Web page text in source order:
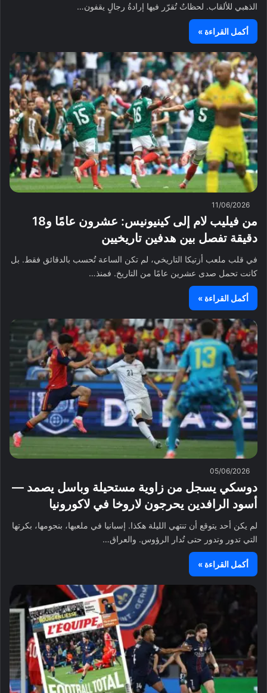
الذهبي للألقاب. لحظاتٌ تُقرّر فيها إرادةُ رجالٍ يقفون…
أكمل القراءة »
11/06/2026
من فيليب لام إلى كينيونيس: عشرون عامًا و18
دقيقة تفصل بين هدفين تاريخيين
في قلب ملعب أزتيكا التاريخي، لم تكن الساعة تُحسب بالدقائق فقط. بل
كانت تحمل صدى عشرين عامًا من التاريخ. فمنذ…
أكمل القراءة »
05/06/2026
دوسكي يسجل من زاوية مستحيلة وباسل يصمد —
أسود الرافدين يحرجون لاروخا في لاكورونيا
لم يكن أحد يتوقع أن تنتهي الليلة هكذا. إسبانيا في ملعبها، بنجومها، بكرتها
التي تدور وتدور حتى تُدار الرؤوس. والعراق…
أكمل القراءة »